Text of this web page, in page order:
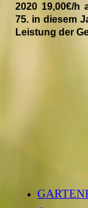
2020 19,00€/h
75. in diesem
Leistung der